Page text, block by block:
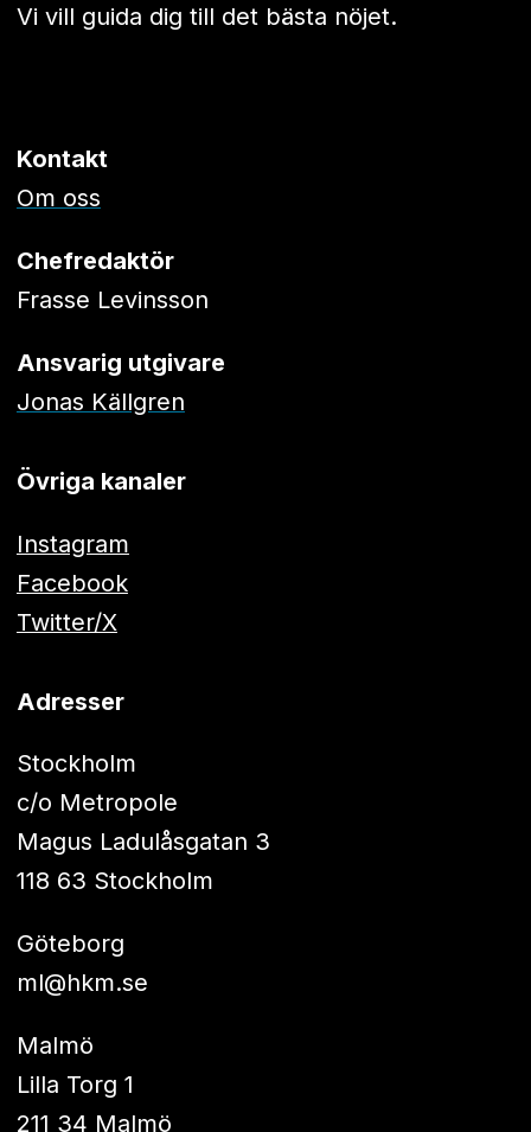
Vi vill guida dig till det bästa nöjet.
Kontakt
Om oss
Chefredaktör
Frasse Levinsson
Ansvarig utgivare
Jonas Källgren
Övriga kanaler
Instagram
Facebook
Twitter/X
Adresser
Stockholm
c/o Metropole
Magus Ladulåsgatan 3
118 63 Stockholm
Göteborg
ml@hkm.se
Malmö
Lilla Torg 1
211 34 Malmö